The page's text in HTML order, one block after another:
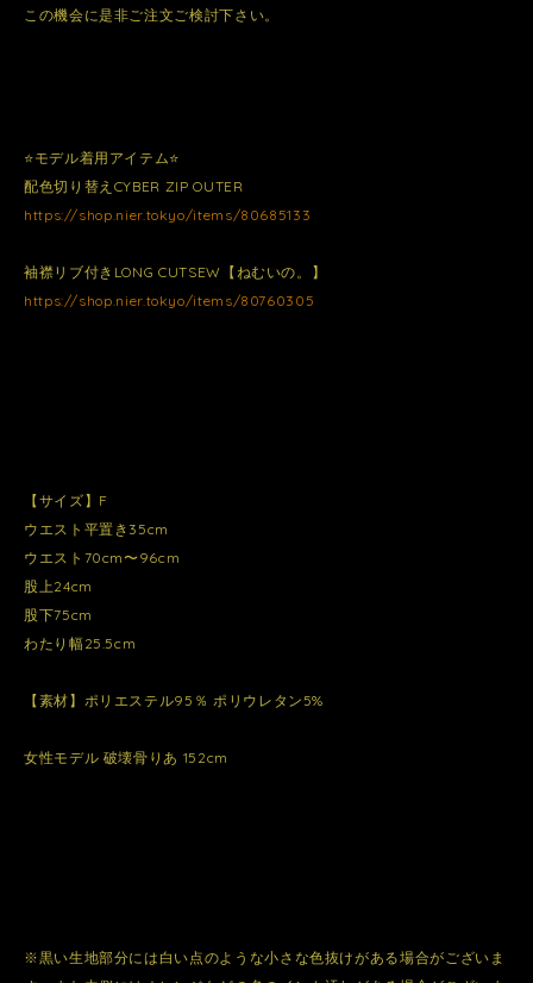
この機会に是非ご注文ご検討下さい。
⭐️モデル着用アイテム⭐️
配色切り替えCYBER ZIP OUTER
https://shop.nier.tokyo/items/80685133
袖襟リブ付きLONG CUTSEW【ねむいの。】
https://shop.nier.tokyo/items/80760305
【サイズ】F
ウエスト平置き35cm
ウエスト70cm〜96cm
股上24cm
股下75cm
わたり幅25.5cm
【素材】ポリエステル95％ ポリウレタン5%
女性モデル 破壊骨りあ 152cm
※黒い生地部分には白い点のような小さな色抜けがある場合がございま